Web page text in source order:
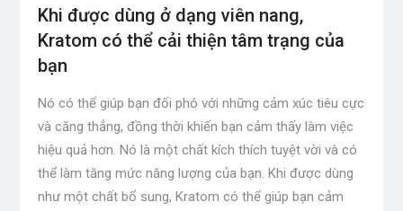
Khi được dùng ở dạng viên nang,
Kratom có ​​thể cải thiện tâm trạng của
bạn
Nó có thể giúp bạn đối phó với những cảm xúc tiêu cực
và căng thẳng, đồng thời khiến bạn cảm thấy làm việc
hiệu quả hơn. Nó là một chất kích thích tuyệt vời và có
thể làm tăng mức năng lượng của bạn. Khi được dùng
như một chất bổ sung, Kratom có ​​thể giúp bạn cảm